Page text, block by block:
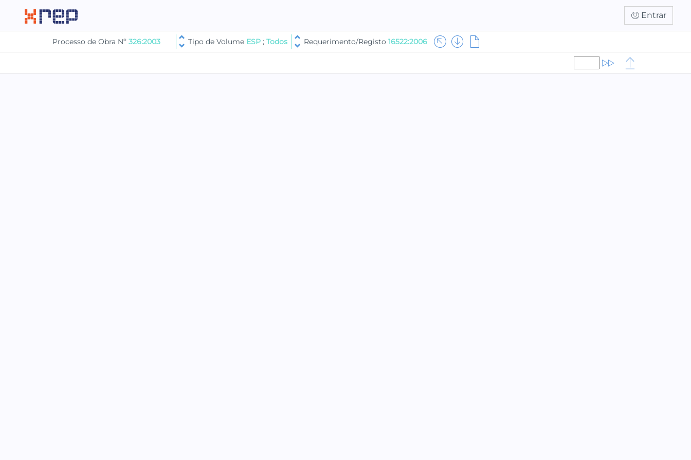
Entrar
Processo de Obra Nº 326:2003 Tipo de Volume ESP ; Todos Requerimento/Registo 16522:2006